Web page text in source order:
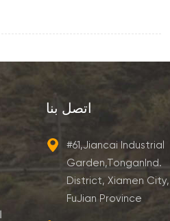
اتصل بنا
#61,Jiancai Industrial
Garden,TonganInd.
District, Xiamen City,
FuJian Province